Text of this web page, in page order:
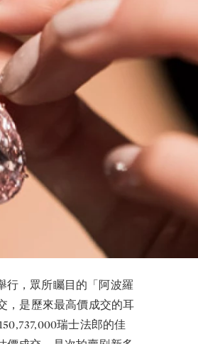
行，眾所矚目的「阿波羅
，是歷來最高價成交的耳
瑞士法郎的佳